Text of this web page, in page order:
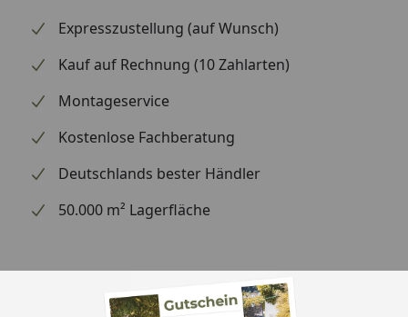
Expresszustellung (auf Wunsch)
Kauf auf Rechnung (10 Zahlarten)
Montageservice
Kostenlose Fachberatung
Deutschlands bester Händler
50.000 m² Lagerfläche